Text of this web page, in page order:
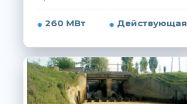
260 МВт Действующая